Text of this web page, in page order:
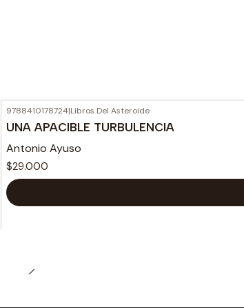
9788410178724|Libros Del Asteroide
UNA APACIBLE TURBULENCIA
Antonio Ayuso
$29.000